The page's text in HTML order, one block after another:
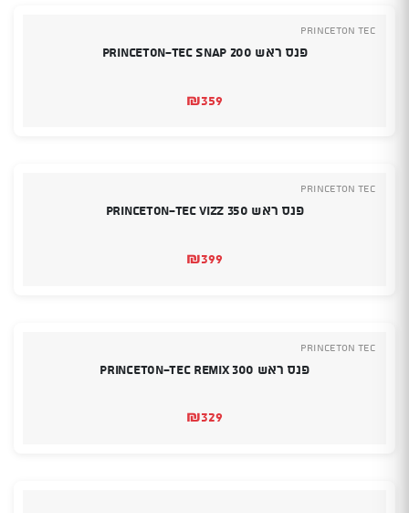
PRINCETON TEC
פנס ראש Princeton-Tec Snap 200
₪359
PRINCETON TEC
פנס ראש Princeton-Tec vizz 350
₪399
PRINCETON TEC
פנס ראש Princeton-Tec Remix 300
₪329